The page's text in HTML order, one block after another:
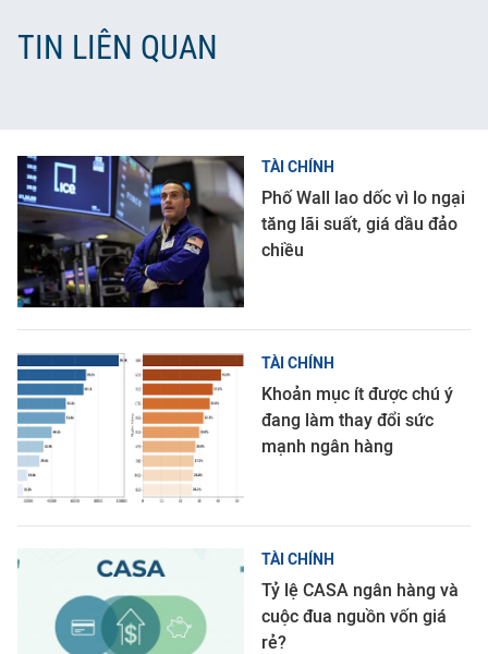
TIN LIÊN QUAN
TÀI CHÍNH
Phố Wall lao dốc vì lo ngại
tăng lãi suất, giá dầu đảo
chiều
TÀI CHÍNH
Khoản mục ít được chú ý
đang làm thay đổi sức
mạnh ngân hàng
TÀI CHÍNH
Tỷ lệ CASA ngân hàng và
cuộc đua nguồn vốn giá
rẻ?